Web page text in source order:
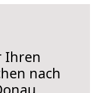
Ihren
nach